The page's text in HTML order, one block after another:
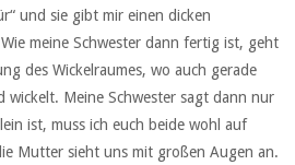
und sie gibt mir einen dicken
meine Schwester dann fertig ist, geht
des Wickelraumes, wo auch gerade
wickelt. Meine Schwester sagt dann nur
ist, muss ich euch beide wohl auf
Mutter sieht uns mit großen Augen an.